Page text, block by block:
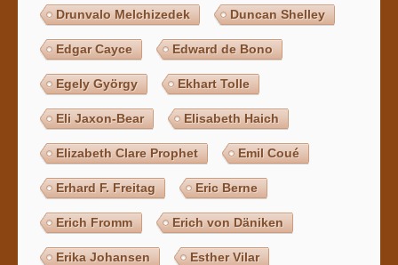
Drunvalo Melchizedek Duncan Shelley
Edgar Cayce Edward de Bono
Egely György Ekhart Tolle
Eli Jaxon-Bear Elisabeth Haich
Elizabeth Clare Prophet Emil Coué
Erhard F. Freitag Eric Berne
Erich Fromm Erich von Däniken
Erika Johansen Esther Vilar